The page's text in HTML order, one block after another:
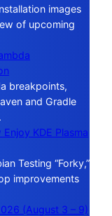
images
of upcoming
breakpoints,
and Gradle
KDE Plasma
Testing “Forky,”
improvements
(August 3 – 9)